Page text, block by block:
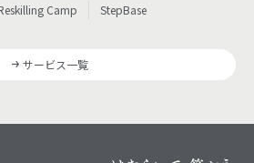
Camp StepBase
サービス一覧